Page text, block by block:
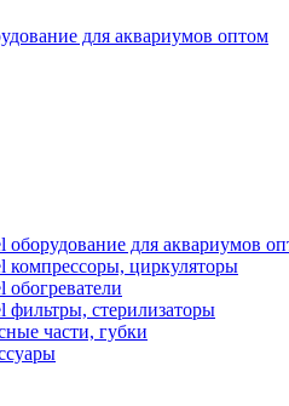
для аквариумов оптом
оборудование для аквариумов
компрессоры, циркуляторы
обогреватели
фильтры, стерилизаторы
части, губки